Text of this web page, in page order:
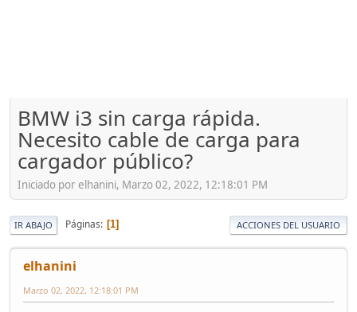
BMW i3 sin carga rápida.
Necesito cable de carga para
cargador público?
Iniciado por elhanini, Marzo 02, 2022, 12:18:01 PM
IR ABAJO Páginas 1 ACCIONES DEL USUARIO
elhanini
Marzo 02, 2022, 12:18:01 PM